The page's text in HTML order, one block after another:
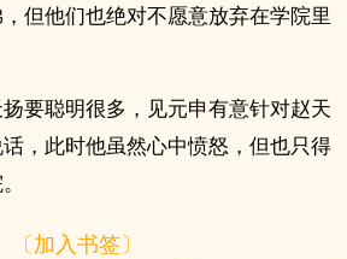
但他们也绝对不愿意放弃在学院里
要聪明很多，见元申有意针对赵天
，此时他虽然心中愤怒，但也只得
〔加入书签〕